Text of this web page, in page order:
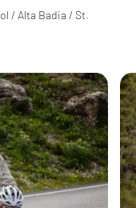
/ Alta Badia / St.